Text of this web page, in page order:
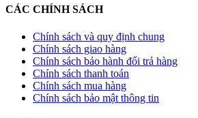
CÁC CHÍNH SÁCH
Chính sách và quy định chung
Chính sách giao hàng
Chính sách bảo hành đổi trả hàng
Chính sách thanh toán
Chính sách mua hàng
Chính sách bảo mật thông tin